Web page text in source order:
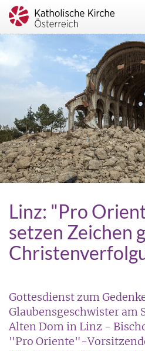
Linz: "Pro
setzen Zeichen
Gottesdienst zum
Glaubensgeschwister am
Alten Dom in Linz -
"Pro Oriente"-